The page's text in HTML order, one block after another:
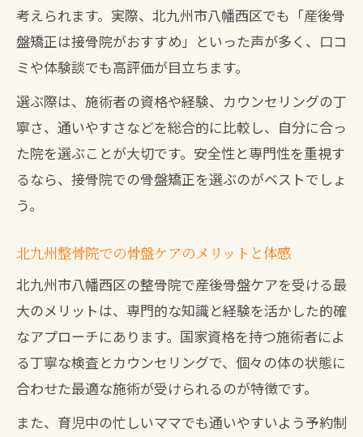
考えられます。実際、北九州市八幡西区でも「産後骨
盤矯正は接骨院がおすすめ」といった声が多く、口コ
ミや体験談でも高評価が目立ちます。
選ぶ際は、施術者の資格や経験、カウンセリングの丁
寧さ、通いやすさなどを総合的に比較し、自分に合っ
た院を選ぶことが大切です。安全性と専門性を重視す
るなら、接骨院での骨盤矯正を選ぶのがベストでしょ
う。
北九州整骨院での骨盤ケアのメリットと体感
北九州市八幡西区の整骨院で産後骨盤ケアを受ける最
大のメリットは、専門的な知識と経験を活かした的確
なアプローチにあります。国家資格を持つ施術者によ
る丁寧な検査とカウンセリングで、個々の体の状態に
合わせた最適な施術が受けられるのが特徴です。
また、育児中の忙しいママでも通いやすいよう予約制